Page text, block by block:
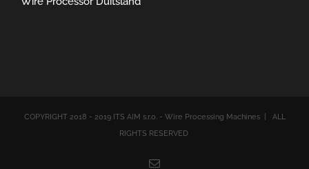
COPYRIGHT 2018 - 2019 ITS AIM s.r.o. - Wire Processing Machines | ALL
RIGHTS RESERVED
Email